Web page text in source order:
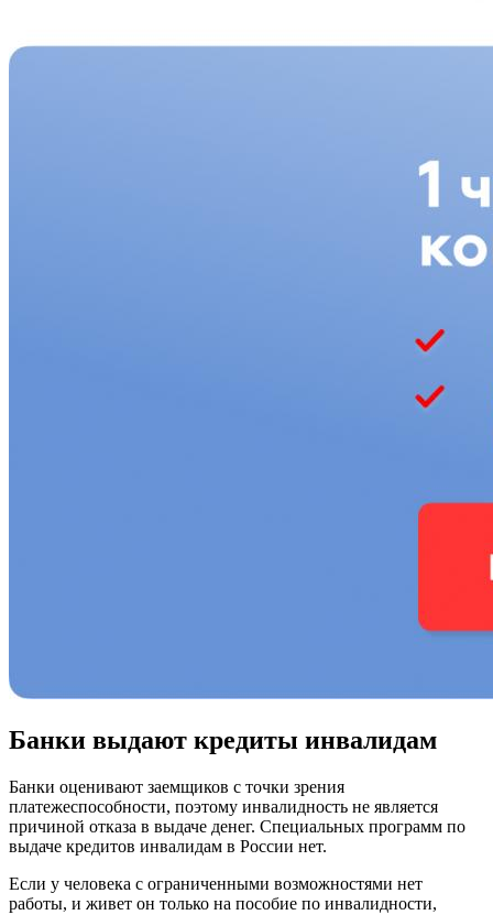
Банки выдают кредиты инвалидам
Банки оценивают заемщиков с точки зрения
платежеспособности, поэтому инвалидность не является
причиной отказа в выдаче денег. Специальных программ по
выдаче кредитов инвалидам в России нет.
Если у человека с ограниченными возможностями нет
работы, и живет он только на пособие по инвалидности,